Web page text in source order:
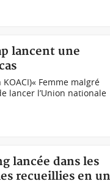
lancent une
Femme malgré
lancer l’Union nationale
lancée dans les
recueillies en